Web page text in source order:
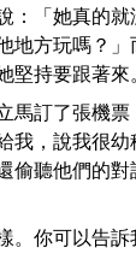
：「她真的就
地方玩嗎？
堅持要跟著來
馬訂了張機票
我，說我很
偷聽他們的
。你可以告訴